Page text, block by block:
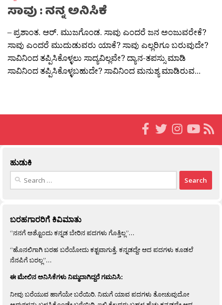
ಸಾವು : ನನ್ನ ಅನಿಸಿಕೆ
– ಪ್ರಶಾಂತ. ಆರ್. ಮುಜಗೊಂಡ. ಸಾವು ಎಂದರೆ ಜನ ಅಂಜುವರೇಕೆ?
ಸಾವು ಎಂದರೆ ಮುದುಡುವರು ಯಾಕೆ? ಸಾವು ಎಲ್ಲರಿಗೂ ಬರುವುದೇ?
ಸಾವಿನಿಂದ ತಪ್ಪಿಸಿಕೊಳ್ಳಲು ಸಾದ್ಯವಿಲ್ಲವೇ? ದ್ಯಾನ-ತಪಸ್ಸು ಮಾಡಿ
ಸಾವಿನಿಂದ ತಪ್ಪಿಸಿಕೊಳ್ಳಬಹುದೇ? ಸಾವಿನಿಂದ ಮನುಶ್ಯ ಮಾಡಿರುವ...
ಹುಡುಕಿ
Search
ಬರಹಗಾರರಿಗೆ ಕಿವಿಮಾತು
“ನನಗೆ ಅಶ್ಟೊಂದು ಕನ್ನಡ ಬೇರಿನ ಪದಗಳು ಗೊತ್ತಿಲ್ಲ”…
“ಹೊನಲಿಗಾಗಿ ಬರಹ ಬರೆಯೋದು ಕಶ್ಟವಾಗುತ್ತೆ. ಕನ್ನಡದ್ದೇ ಆದ ಪದಗಳು ಕೂಡಲೆ
ನೆನಪಿಗೆ ಬರಲ್ಲ”…
ಈ ಮೇಲಿನ ಅನಿಸಿಕೆಗಳು ನಿಮ್ಮದಾಗಿದ್ದರೆ ಗಮನಿಸಿ:
ನೀವು ಬರೆಯುವ ಹಾಗೆಯೇ ಬರೆಯಿರಿ. ನಿಮಗೆ ಯಾವ ಪದಗಳು ತೋಚುವುದೋ